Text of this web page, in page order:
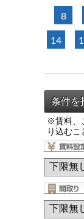
8
14
※賃料、
り込むこ